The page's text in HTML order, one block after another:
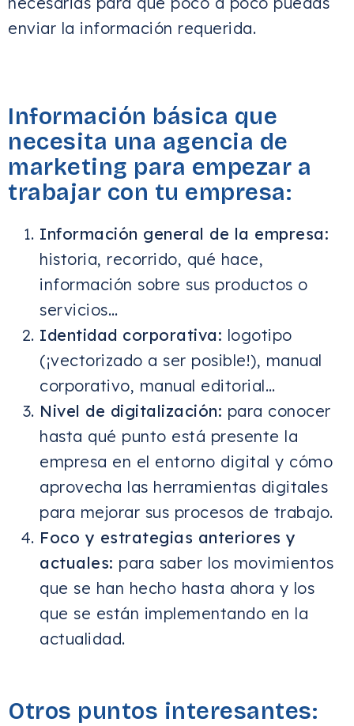
enviar la información requerida.
Información básica que
necesita una agencia de
marketing para empezar a
trabajar con tu empresa:
Información general de la empresa:
historia, recorrido, qué hace,
información sobre sus productos o
servicios…
Identidad corporativa: logotipo
(¡vectorizado a ser posible!), manual
corporativo, manual editorial…
Nivel de digitalización: para conocer
hasta qué punto está presente la
empresa en el entorno digital y cómo
aprovecha las herramientas digitales
para mejorar sus procesos de trabajo.
Foco y estrategias anteriores y
actuales: para saber los movimientos
que se han hecho hasta ahora y los
que se están implementando en la
actualidad.
Otros puntos interesantes: